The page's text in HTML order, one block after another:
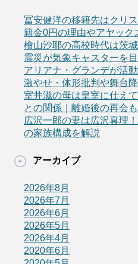
冨安健洋の移籍先はクリ
籍金0円の理由やアヤック
檜山沙耶の高校時代は茨
震災が気象キャスターを
アリアナ・グランデが活
激やせ・体形批判や舞台
室井滋の母は皇室に仕え
との関係｜離婚後の再会
広沢一郎の妻は広沢真理
の家族構成を解説
アーカイブ
2026年8月
2026年7月
2026年6月
2026年5月
2026年4月
2020年6月